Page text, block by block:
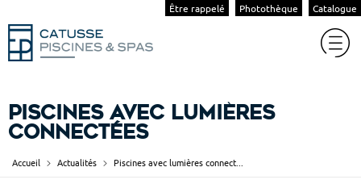
Être rappelé Photothèque Catalogue
Piscines avec lumières
connectées
Accueil Actualités Piscines avec lumières connect...